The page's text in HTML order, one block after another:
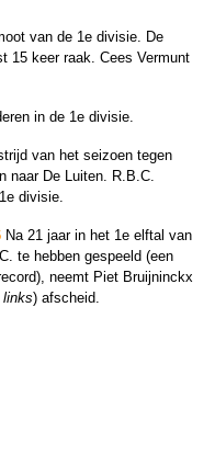
van de 1e divisie. De
15 keer raak. Cees Vermunt
in de 1e divisie.
van het seizoen tegen
naar De Luiten. R.B.C.
divisie.
Na 21 jaar in het 1e elftal van
te hebben gespeeld (een
neemt Piet Bruijninckx
links) afscheid.